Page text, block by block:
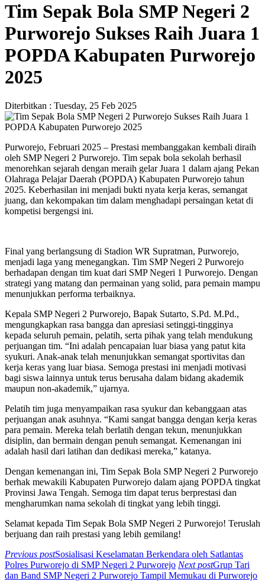
Tim Sepak Bola SMP Negeri 2
Purworejo Sukses Raih Juara 1
POPDA Kabupaten Purworejo
2025
Diterbitkan : Tuesday, 25 Feb 2025
Purworejo, Februari 2025 – Prestasi membanggakan kembali diraih
oleh SMP Negeri 2 Purworejo. Tim sepak bola sekolah berhasil
menorehkan sejarah dengan meraih gelar Juara 1 dalam ajang Pekan
Olahraga Pelajar Daerah (POPDA) Kabupaten Purworejo tahun
2025. Keberhasilan ini menjadi bukti nyata kerja keras, semangat
juang, dan kekompakan tim dalam menghadapi persaingan ketat di
kompetisi bergengsi ini.
Final yang berlangsung di Stadion WR Supratman, Purworejo,
menjadi laga yang menegangkan. Tim SMP Negeri 2 Purworejo
berhadapan dengan tim kuat dari SMP Negeri 1 Purworejo. Dengan
strategi yang matang dan permainan yang solid, para pemain mampu
menunjukkan performa terbaiknya.
Kepala SMP Negeri 2 Purworejo, Bapak Sutarto, S.Pd. M.Pd.,
mengungkapkan rasa bangga dan apresiasi setinggi-tingginya
kepada seluruh pemain, pelatih, serta pihak yang telah mendukung
perjuangan tim. “Ini adalah pencapaian luar biasa yang patut kita
syukuri. Anak-anak telah menunjukkan semangat sportivitas dan
kerja keras yang luar biasa. Semoga prestasi ini menjadi motivasi
bagi siswa lainnya untuk terus berusaha dalam bidang akademik
maupun non-akademik,” ujarnya.
Pelatih tim juga menyampaikan rasa syukur dan kebanggaan atas
perjuangan anak asuhnya. “Kami sangat bangga dengan kerja keras
para pemain. Mereka telah berlatih dengan tekun, menunjukkan
disiplin, dan bermain dengan penuh semangat. Kemenangan ini
adalah hasil dari latihan dan dedikasi mereka,” katanya.
Dengan kemenangan ini, Tim Sepak Bola SMP Negeri 2 Purworejo
berhak mewakili Kabupaten Purworejo dalam ajang POPDA tingkat
Provinsi Jawa Tengah. Semoga tim dapat terus berprestasi dan
mengharumkan nama sekolah di tingkat yang lebih tinggi.
Selamat kepada Tim Sepak Bola SMP Negeri 2 Purworejo! Teruslah
berjuang dan raih prestasi yang lebih gemilang!
Previous postSosialisasi Keselamatan Berkendara oleh Satlantas
Polres Purworejo di SMP Negeri 2 Purworejo Next postGrup Tari
dan Band SMP Negeri 2 Purworejo Tampil Memukau di Purworejo